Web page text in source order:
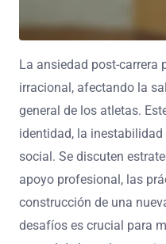
La ansiedad post-carrera
irracional, afectando la
general de los atletas.
identidad, la
social. Se discuten
apoyo profesional, las
construcción de una
desafíos es crucial para